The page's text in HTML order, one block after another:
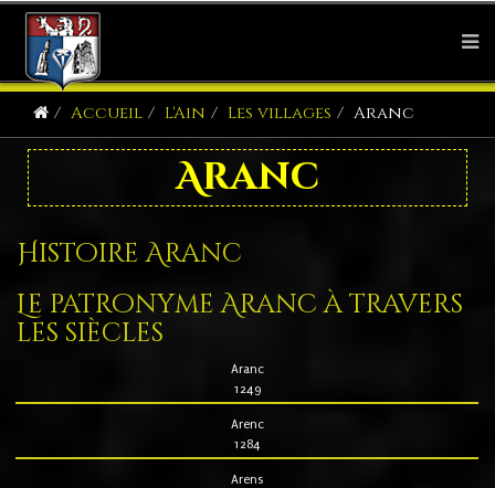
Accueil L'Ain Les villages Aranc
Aranc
Histoire Aranc
Le patronyme Aranc à travers
les siècles
Aranc
1249
Arenc
1284
Arens